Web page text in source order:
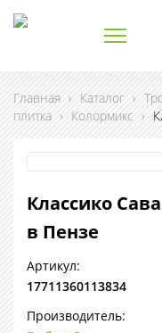
Главная › Каталог ›
плитка › Колормикс ›
Классико
в Пензе
Артикул:
17711360113834
Производитель: